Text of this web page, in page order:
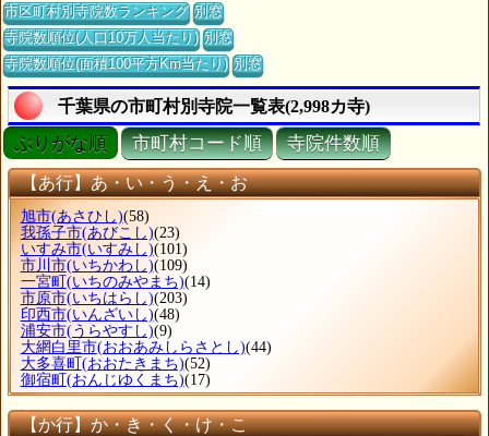
市区町村別寺院数ランキング 別窓
寺院数順位(人口10万人当たり) 別窓
寺院数順位(面積100平方Km当たり) 別窓
千葉県の市町村別寺院一覧表(2,998カ寺)
ぶりがな順 市町村コード順 寺院件数順
【あ行】あ・い・う・え・お
旭市(あさひし)(58)
我孫子市(あびこし)(23)
いすみ市(いすみし)(101)
市川市(いちかわし)(109)
一宮町 (いちのみやまち)(14)
市原市(いちはらし)(203)
印西市(いんざいし)(48)
浦安市(うらやすし)(9)
大網白里市(おおあみしらさとし)(44)
大多喜町 (おおたきまち)(52)
御宿町 (おんじゆくまち)(17)
【か行】か・き・く・け・こ